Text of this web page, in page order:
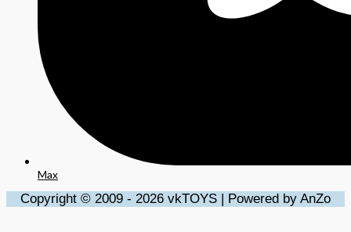
Max
Copyright © 2009 - 2026 vkTOYS | Powered by AnZo